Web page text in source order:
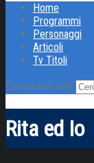
Home
Programmi
Personaggi
Articoli
Tv Titoli
Cerca nel sito
Rita ed Io